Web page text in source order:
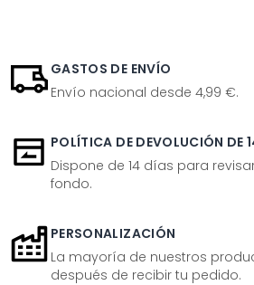
GASTOS DE ENVÍO
Envío nacional desde 4,99 €.
POLÍTICA DE DEVOLUCIÓN DE
Dispone de 14 días para
fondo.
PERSONALIZACIÓN
La mayoría de nuestros
después de recibir tu pedido.